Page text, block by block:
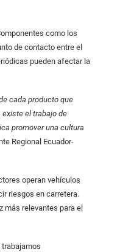
como los
de contacto entre el
pueden afectar la
cada producto que
el trabajo de
promover una cultura
Regional Ecuador-
operan vehículos
riesgos en carretera.
más relevantes para el
trabajamos